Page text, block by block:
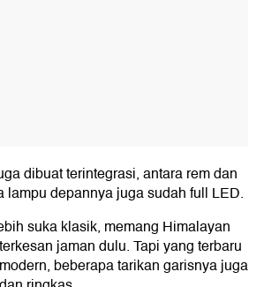
dibuat terintegrasi, antara rem dan
lampu depannya juga sudah full LED.
suka klasik, memang Himalayan
jaman dulu. Tapi yang terbaru
beberapa tarikan garisnya juga